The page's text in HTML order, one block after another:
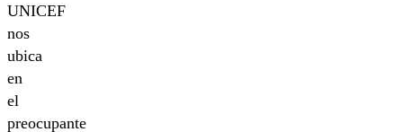
UNICEF
nos
ubica
en
el
preocupante